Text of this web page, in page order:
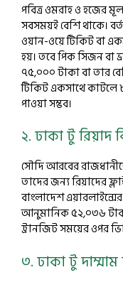
পবিত্র ওমরাহ ও হজের মূল
সবসময়ই বেশি থাকে।
ওয়ান-ওয়ে টিকিট বা
হয়। তবে পিক সিজন বা
৭৫,০০০ টাকা বা তার
টিকিট একসাথে কাটলে
পাওয়া সম্ভব।
২. ঢাকা টু রিয়াদ
সৌদি আরবের
তাদের জন্য রিয়াদের
বাংলাদেশ
আনুমানিক ৫২,০৩৬ টাকা
ট্রানজিট সময়ের ওপর
৩. ঢাকা টু